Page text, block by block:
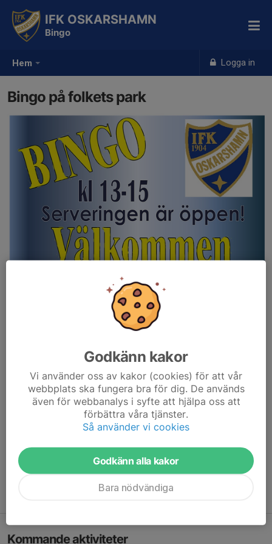
Hem Logga in
IFK OSKARSHAMN
Bingo
Bingo på folkets park
kl: 13.00
3 november
17 november
Kommande aktiviteter
Godkänn kakor
Vi använder oss av kakor (cookies) för att vår
webbplats ska fungera bra för dig. De används
även för webbanalys i syfte att hjälpa oss att
förbättra våra tjänster.
Så använder vi cookies
Godkänn alla kakor
Bara nödvändiga